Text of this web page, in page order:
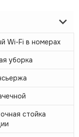
Wi-Fi в номерах
уборка
стойка